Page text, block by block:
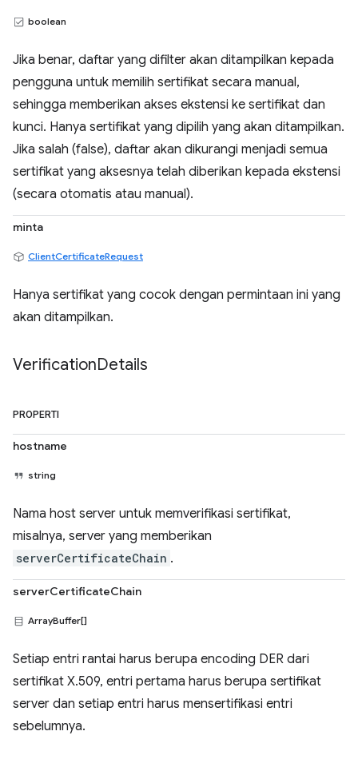
boolean
Jika benar, daftar yang difilter akan ditampilkan kepada
pengguna untuk memilih sertifikat secara manual,
sehingga memberikan akses ekstensi ke sertifikat dan
kunci. Hanya sertifikat yang dipilih yang akan ditampilkan.
Jika salah (false), daftar akan dikurangi menjadi semua
sertifikat yang aksesnya telah diberikan kepada ekstensi
(secara otomatis atau manual).
minta
ClientCertificateRequest
Hanya sertifikat yang cocok dengan permintaan ini yang
akan ditampilkan.
VerificationDetails
PROPERTI
hostname
string
Nama host server untuk memverifikasi sertifikat,
misalnya, server yang memberikan
serverCertificateChain .
serverCertificateChain
ArrayBuffer[]
Setiap entri rantai harus berupa encoding DER dari
sertifikat X.509, entri pertama harus berupa sertifikat
server dan setiap entri harus mensertifikasi entri
sebelumnya.